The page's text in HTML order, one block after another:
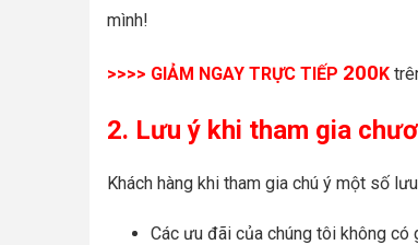
mình!
>>>> GIẢM NGAY TRỰC TIẾP 200 K
2. Lưu ý khi tham gia
Khách hàng khi tham gia chú ý một số
Các ưu đãi của chúng tôi không có